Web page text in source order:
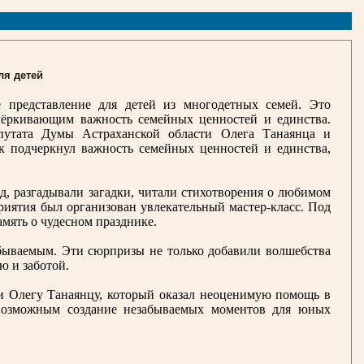
детей
для детей из многодетных семей. Это
важность семейных ценностей и единства.
Думы Астраханской области Олега Танаянца и
подчеркнул важность семейных ценностей и единства,
загадки, читали стихотворения о любимом
был организован увлекательный мастер-класс. Под
о чудесном празднике.
Эти сюрпризы не только добавили волшебства
и заботой.
Олегу Танаянцу, который оказал неоценимую помощь в
создание незабываемых моментов для юных